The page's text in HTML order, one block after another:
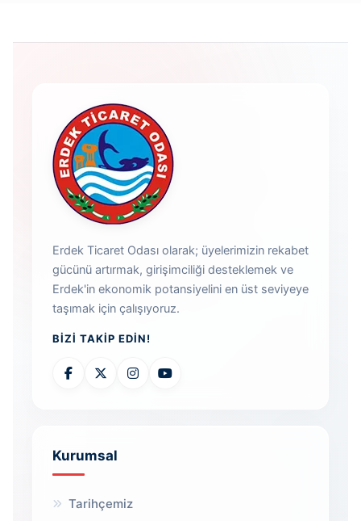
Erdek Ticaret Odası olarak; üyelerimizin rekabet
gücünü artırmak, girişimciliği desteklemek ve
Erdek'in ekonomik potansiyelini en üst seviyeye
taşımak için çalışıyoruz.
BIZI TAKIP EDIN!
Kurumsal
Tarihçemiz